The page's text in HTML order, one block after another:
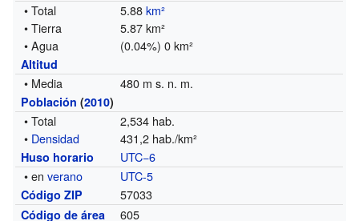
• Total 5.88km²
• Tierra
5.87 km²
• Agua
(0.04%) 0 km²
Altitud
• Media 480 m s. n. m.
Población (2010)
• Total
2,534 hab.
• Densidad 431,2 hab./km²
Huso horario
UTC−6
• enverano UTC-5
Código ZIP 57033
Código de área 605